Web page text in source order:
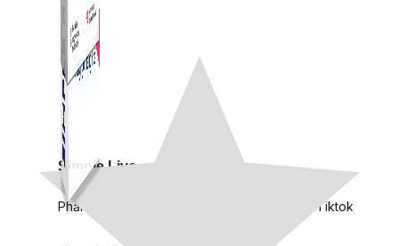
Simple Live
Phần mềm tạo kịch bản bình luận livestream Tiktok